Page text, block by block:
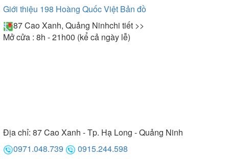
Giới thiệu 198 Hoàng Quốc Việt Bản đồ
87 Cao Xanh, Quảng Ninhchi tiết >>
Mở cửa : 8h - 21h00 (kể cả ngày lễ)
Địa chỉ: 87 Cao Xanh - Tp. Hạ Long - Quảng Ninh
0971.048.739
0915.244.598